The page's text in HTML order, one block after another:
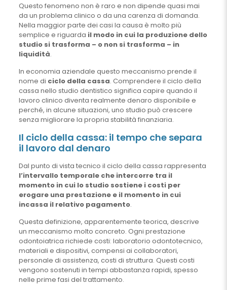
Questo fenomeno non è raro e non dipende quasi mai
da un problema clinico o da una carenza di domanda.
Nella maggior parte dei casi la causa è molto più
semplice e riguarda il modo in cui la produzione dello
studio si trasforma – o non si trasforma – in
liquidità.
In economia aziendale questo meccanismo prende il
nome di ciclo della cassa. Comprendere il ciclo della
cassa nello studio dentistico significa capire quando il
lavoro clinico diventa realmente denaro disponibile e
perché, in alcune situazioni, uno studio può crescere
senza migliorare la propria stabilità finanziaria.
Il ciclo della cassa: il tempo che separa
il lavoro dal denaro
Dal punto di vista tecnico il ciclo della cassa rappresenta
l’intervallo temporale che intercorre tra il
momento in cui lo studio sostiene i costi per
erogare una prestazione e il momento in cui
incassa il relativo pagamento.
Questa definizione, apparentemente teorica, descrive
un meccanismo molto concreto. Ogni prestazione
odontoiatrica richiede costi: laboratorio odontotecnico,
materiali e dispositivi, compensi ai collaboratori,
personale di assistenza, costi di struttura. Questi costi
vengono sostenuti in tempi abbastanza rapidi, spesso
nelle prime fasi del trattamento.